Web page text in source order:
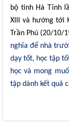
bộ tỉnh Hà Tĩnh
XIII và hướng tới
Trần Phú (20/10/
nghĩa để nhà
dạy tốt, học tập
học và mong
tập dành kết quả